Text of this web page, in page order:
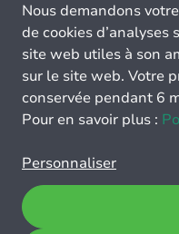
Nous demandons
de cookies
site web utiles à son
sur le site web. Votre
conservée pendant 6
Pour en savoir plus :
Personnaliser